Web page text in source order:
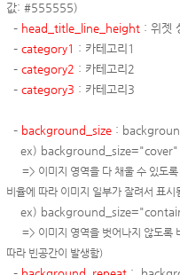
값: #555555)
– head_title_line_height : 위젯
– category1 : 카테고리1
– category2 : 카테고리2
– category3 : 카테고리3
– background_size :
ex) background_size="cover"
=> 이미지 영역을 다 채울 수 있도
비율에 따라 이미지 일부가 잘려서 표시
ex) background_size
=> 이미지 영역을 벗어나지 않도록
따라 빈공간이 발생함)